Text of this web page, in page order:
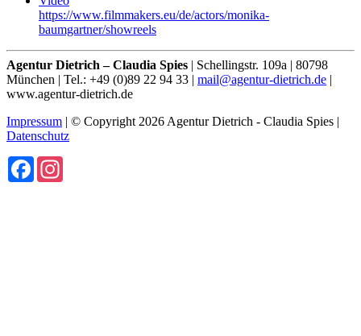
https://www.filmmakers.eu/de/actors/monika-
baumgartner/showreels
Agentur Dietrich – Claudia Spies | Schellingstr. 109a | 80798
München | Tel.: +49 (0)89 22 94 33 | mail@agentur-dietrich.de |
www.agentur-dietrich.de
Impressum | © Copyright 2026 Agentur Dietrich - Claudia Spies |
Datenschutz
Facebook